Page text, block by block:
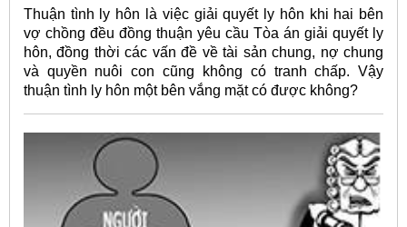
Thuận tình ly hôn là việc giải quyết ly hôn khi hai bên
vợ chồng đều đồng thuận yêu cầu Tòa án giải quyết ly
hôn, đồng thời các vấn đề về tài sản chung, nợ chung
và quyền nuôi con cũng không có tranh chấp. Vậy
thuận tình ly hôn một bên vắng mặt có được không?